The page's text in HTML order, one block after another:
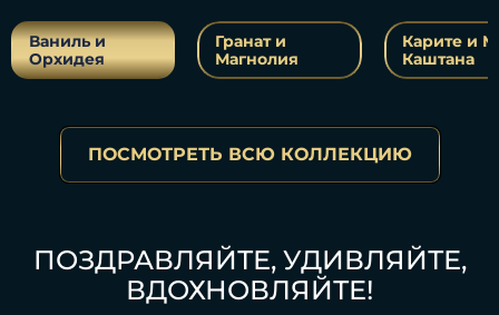
Ваниль и
Орхидея
Гранат и
Магнолия
Карите и
Каштана
ПОСМОТРЕТЬ ВСЮ КОЛЛЕКЦИЮ
ПОЗДРАВЛЯЙТЕ, УДИВЛЯЙТЕ,
ВДОХНОВЛЯЙТЕ!